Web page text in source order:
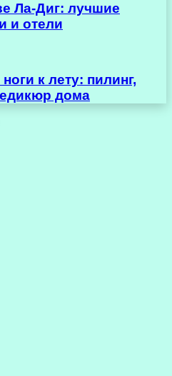
Ла-Диг: лучшие
и отели
к лету: пилинг,
дома